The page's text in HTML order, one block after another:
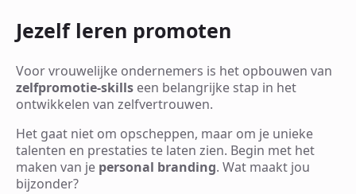
Jezelf leren promoten
Voor vrouwelijke ondernemers is het opbouwen van
zelfpromotie-skills een belangrijke stap in het
ontwikkelen van zelfvertrouwen.
Het gaat niet om opscheppen, maar om je unieke
talenten en prestaties te laten zien. Begin met het
maken van je personal branding. Wat maakt jou
bijzonder?